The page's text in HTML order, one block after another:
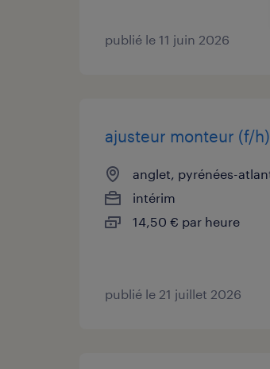
publié le 11 juin 2026
ajusteur monteur (f/h)
anglet, pyrénées-
intérim
14,50 € par heure
publié le 21 juillet 2026